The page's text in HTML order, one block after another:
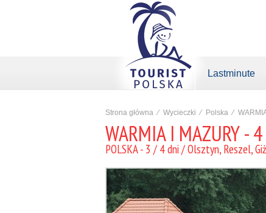
Lastminute
Strona główna ⁄ Wycieczki ⁄ Polska ⁄
WARMIA I MAZURY -
POLSKA - 3 / 4 dni / Olsztyn, Reszel,